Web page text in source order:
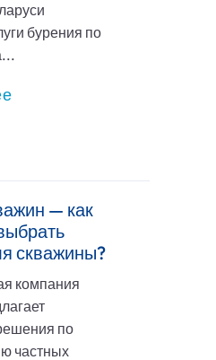
бурения по
— как
скважины?
компания
по
частных